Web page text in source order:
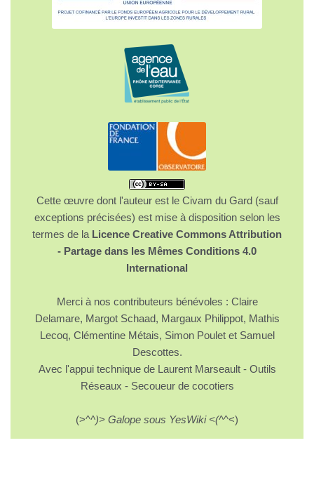
Cette œuvre dont l'auteur est le Civam du Gard (sauf
exceptions précisées) est mise à disposition selon les
termes de la Licence Creative Commons Attribution
- Partage dans les Mêmes Conditions 4.0
International
Merci à nos contributeurs bénévoles : Claire
Delamare, Margot Schaad, Margaux Philippot, Mathis
Lecoq, Clémentine Métais, Simon Poulet et Samuel
Descottes.
Avec l'appui technique de Laurent Marseault - Outils
Réseaux - Secoueur de cocotiers
(>^^)> Galope sous YesWiki <(^^<)